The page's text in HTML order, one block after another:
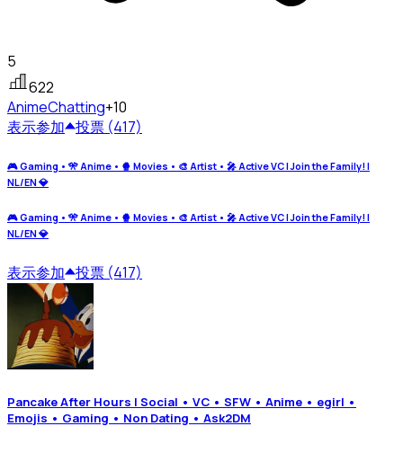
5
622
AnimeChatting+10
表示参加 投票 (417)
🎮 Gaming • 🎌 Anime • 🍿 Movies • 🎨 Artist • 🎤 Active VC | Join the Family! |
NL/EN 💎
🎮 Gaming • 🎌 Anime • 🍿 Movies • 🎨 Artist • 🎤 Active VC | Join the Family! |
NL/EN 💎
表示参加 投票 (417)
Pancake After Hours | Social • VC • SFW • Anime • egirl •
Emojis • Gaming • Non Dating • Ask2DM